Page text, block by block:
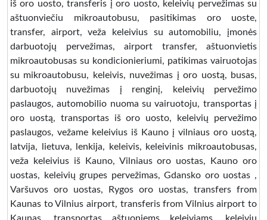
iš oro uosto, transferis į oro uosto, keleivių pervežimas su
aštuonviečiu mikroautobusu, pasitikimas oro uoste,
transfer, airport, veža keleivius su automobiliu, įmonės
darbuotojų pervežimas, airport transfer, aštuonvietis
mikroautobusas su kondicionieriumi, patikimas vairuotojas
su mikroautobusu, keleivis, nuvežimas į oro uostą, busas,
darbuotojų nuvežimas į renginį, keleivių pervežimo
paslaugos, automobilio nuoma su vairuotoju, transportas į
oro uostą, transportas iš oro uosto, keleivių pervežimo
paslaugos, vežame keleivius iš Kauno į vilniaus oro uostą,
latvija, lietuva, lenkija, keleivis, keleivinis mikroautobusas,
veža keleivius iš Kauno, Vilniaus oro uostas, Kauno oro
uostas, keleivių grupes pervežimas, Gdansko oro uostas ,
Varšuvos oro uostas, Rygos oro uostas, transfers from
Kaunas to Vilnius airport, transferis from Vilnius airport to
Kaunas, transportas aštuoniems keleiviams, keleivių